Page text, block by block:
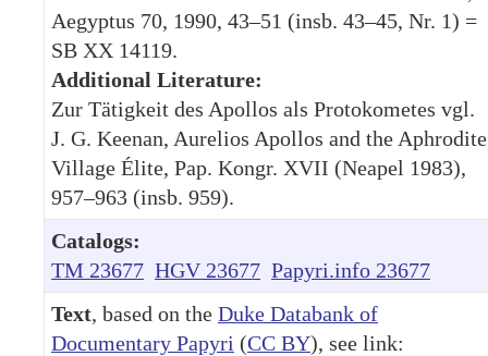
Aegyptus 70, 1990, 43–51 (insb. 43–45, Nr. 1) =
SB XX 14119.
Additional Literature:
Zur Tätigkeit des Apollos als Protokometes vgl.
J. G. Keenan, Aurelios Apollos and the Aphrodite
Village Élite, Pap. Kongr. XVII (Neapel 1983),
957–963 (insb. 959).
Catalogs:
TM 23677 HGV 23677 Papyri.info 23677
Text, based on the Duke Databank of
Documentary Papyri (CC BY), see link: